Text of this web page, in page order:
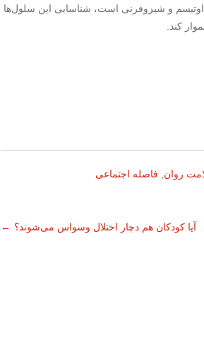
اوتیسم و شیزوفرنی است، شناسایی این سلول‌ها
کند.
روان, فاصله اجتماعی
← آیا کودکان هم دچار اختلال وسواس می‌شوند؟